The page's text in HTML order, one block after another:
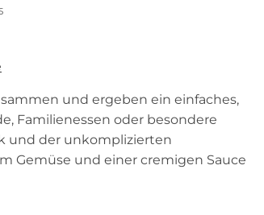
und ergeben ein einfaches,
Familienessen oder besondere
und der unkomplizierten
Gemüse und einer cremigen Sauce